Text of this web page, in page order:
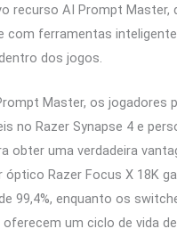
recurso AI Prompt Master,
com ferramentas
dos jogos.
Master, os jogadores
no Razer Synapse 4 e
obter uma verdadeira
óptico Razer Focus X 18K
99,4%, enquanto os
oferecem um ciclo de vida